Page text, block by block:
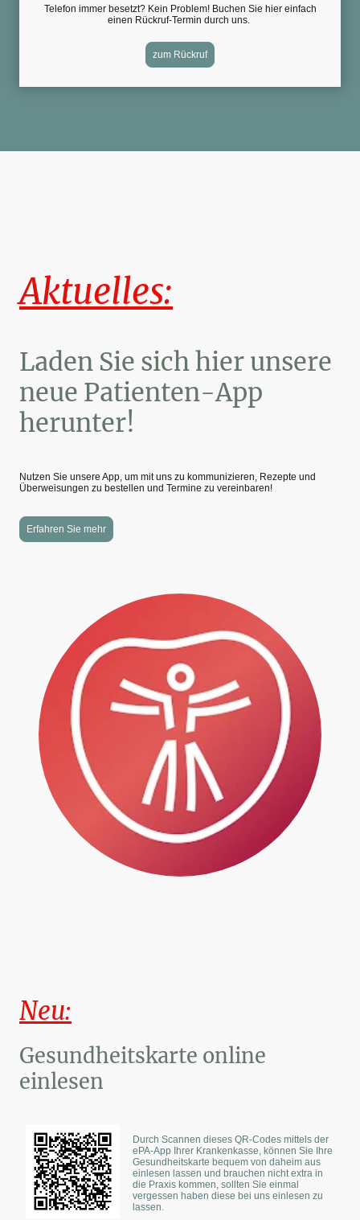
Telefon immer besetzt? Kein Problem! Buchen Sie hier einfach
einen Rückruf-Termin durch uns.
zum Rückruf
Aktuelles:
Laden Sie sich hier unsere
neue Patienten-App
herunter!
Nutzen Sie unsere App, um mit uns zu kommunizieren, Rezepte und
Überweisungen zu bestellen und Termine zu vereinbaren!
Erfahren Sie mehr
Neu:
Gesundheitskarte online
einlesen
Durch Scannen dieses QR-Codes mittels der
ePA-App Ihrer Krankenkasse, können Sie Ihre
Gesundheitskarte bequem von daheim aus
einlesen lassen und brauchen nicht extra in
die Praxis kommen, sollten Sie einmal
vergessen haben diese bei uns einlesen zu
lassen.